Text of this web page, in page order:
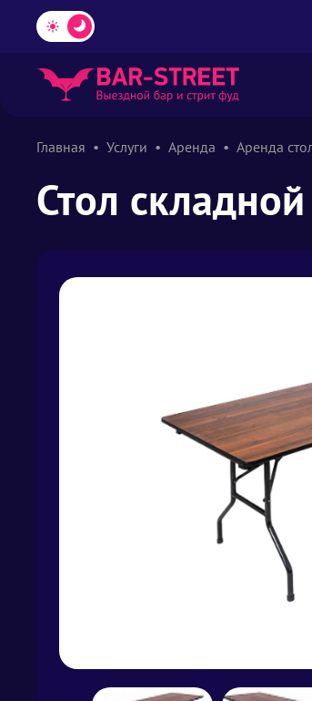
Главная Услуги Аренда Аренда
Стол